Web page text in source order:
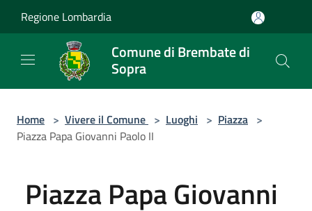
Regione Lombardia
Comune di Brembate di
Sopra
Home > Vivere il Comune > Luoghi > Piazza >
Piazza Papa Giovanni Paolo II
Piazza Papa Giovanni